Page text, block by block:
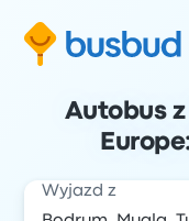
Autobus
Wyjazd z